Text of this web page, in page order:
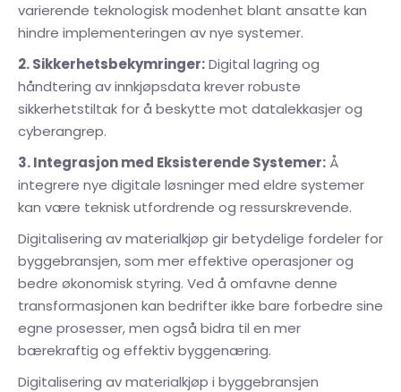
varierende teknologisk modenhet blant ansatte kan
hindre implementeringen av nye systemer.
2. Sikkerhetsbekymringer:Digital lagring og
håndtering av innkjøpsdata krever robuste
sikkerhetstiltak for å beskytte mot datalekkasjer og
cyberangrep.
3. Integrasjon med Eksisterende Systemer: Å
integrere nye digitale løsninger med eldre systemer
kan være teknisk utfordrende og ressurskrevende.
Digitalisering av materialkjøp gir betydelige fordeler for
byggebransjen, som mer effektive operasjoner og
bedre økonomisk styring. Ved å omfavne denne
transformasjonen kan bedrifter ikke bare forbedre sine
egne prosesser, men også bidra til en mer
bærekraftig og effektiv byggenæring.
Digitalisering av materialkjøp i byggebransjen